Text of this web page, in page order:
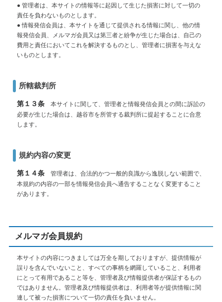
● 管理者は、本サイトの情報等に起因して生じた損害に対して一切の
責任を負わないものとします。
● 情報発信会員は、本サイトを通じて提供される情報に関し、他の情
報発信会員、メルマガ会員又は第三者と紛争が生じた場合は、自己の
費用と責任においてこれを解決するものとし、管理者に損害を与えな
いものとします。
所轄裁判所
第１３条本サイトに関して、管理者と情報発信会員との間に訴訟の
必要が生じた場合は、越谷市を所管する裁判所に提起することに合意
します。
規約内容の変更
第１４条管理者は、合法的かつ一般的良識から逸脱しない範囲で、
本規約の内容の一部を情報発信会員へ通告することなく変更すること
があります。
メルマガ会員規約
本サイトの内容につきましては万全を期しておりますが、提供情報が
誤りを含んでいないこと、すべての事柄を網羅していること、利用者
にとって有用であること等を、管理者及び情報提供者が保証するもの
ではありません。管理者及び情報提供者は、利用者等が提供情報に関
連して被った損害について一切の責任を負いません。